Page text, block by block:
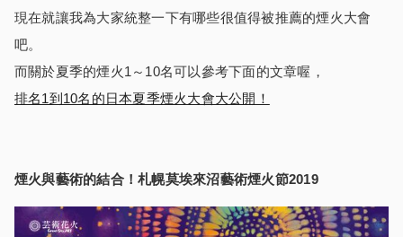
現在就讓我為大家統整一下有哪些很值得被推薦的煙火大會
吧。
而關於夏季的煙火1～10名可以參考下面的文章喔，
排名1到10名的日本夏季煙火大會大公開！
煙火與藝術的結合！札幌莫埃來沼藝術煙火節2019